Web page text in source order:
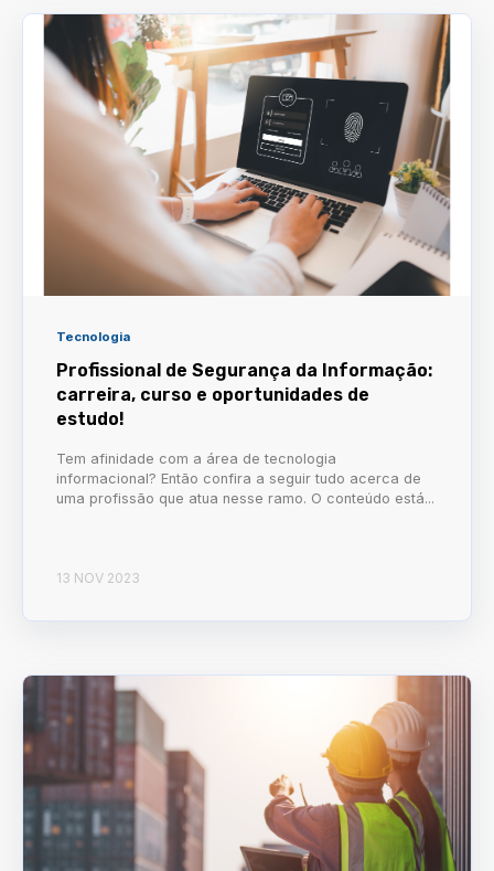
Tecnologia
Profissional de Segurança da Informação:
carreira, curso e oportunidades de
estudo!
Tem afinidade com a área de tecnologia
informacional? Então confira a seguir tudo acerca de
uma profissão que atua nesse ramo. O conteúdo está...
13 NOV 2023